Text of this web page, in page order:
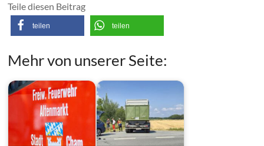
Teile diesen Beitrag
teilen teilen
Mehr von unserer Seite: